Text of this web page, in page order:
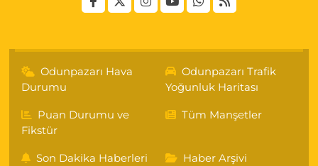
Odunpazarı Hava
Durumu
Odunpazarı Trafik
Yoğunluk Haritası
Puan Durumu ve
Fikstür
Tüm Manşetler
Son Dakika Haberleri Haber Arşivi